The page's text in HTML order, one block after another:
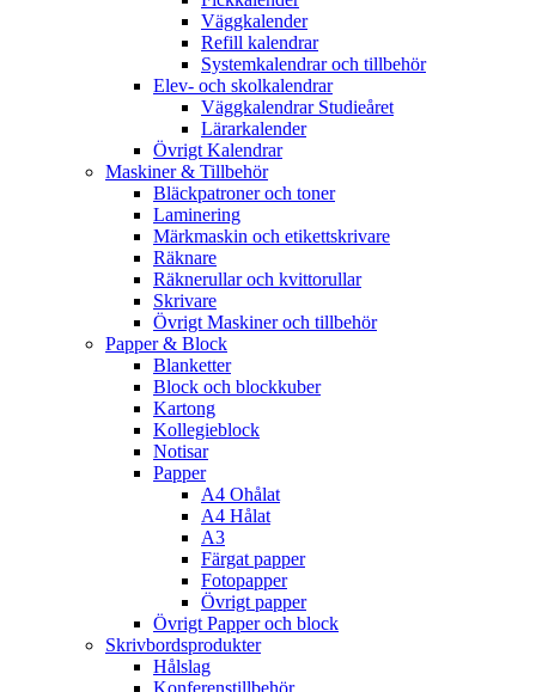
Väggkalender
Refill kalendrar
Systemkalendrar och tillbehör
Elev- och skolkalendrar
Väggkalendrar Studieåret
Lärarkalender
Övrigt Kalendrar
Maskiner & Tillbehör
Bläckpatroner och toner
Laminering
Märkmaskin och etikettskrivare
Räknare
Räknerullar och kvittorullar
Skrivare
Övrigt Maskiner och tillbehör
Papper & Block
Blanketter
Block och blockkuber
Kartong
Kollegieblock
Notisar
Papper
A4 Ohålat
A4 Hålat
A3
Färgat papper
Fotopapper
Övrigt papper
Övrigt Papper och block
Skrivbordsprodukter
Hålslag
Konferenstillbehör